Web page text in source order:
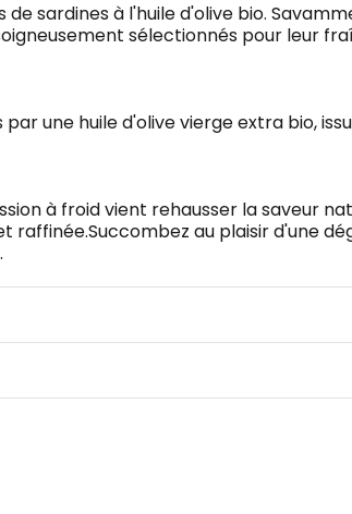
sardines à l'huile d'olive bio.
sélectionnés pour leur
une huile d'olive vierge extra bio,
à froid vient rehausser la saveur
au plaisir d'une